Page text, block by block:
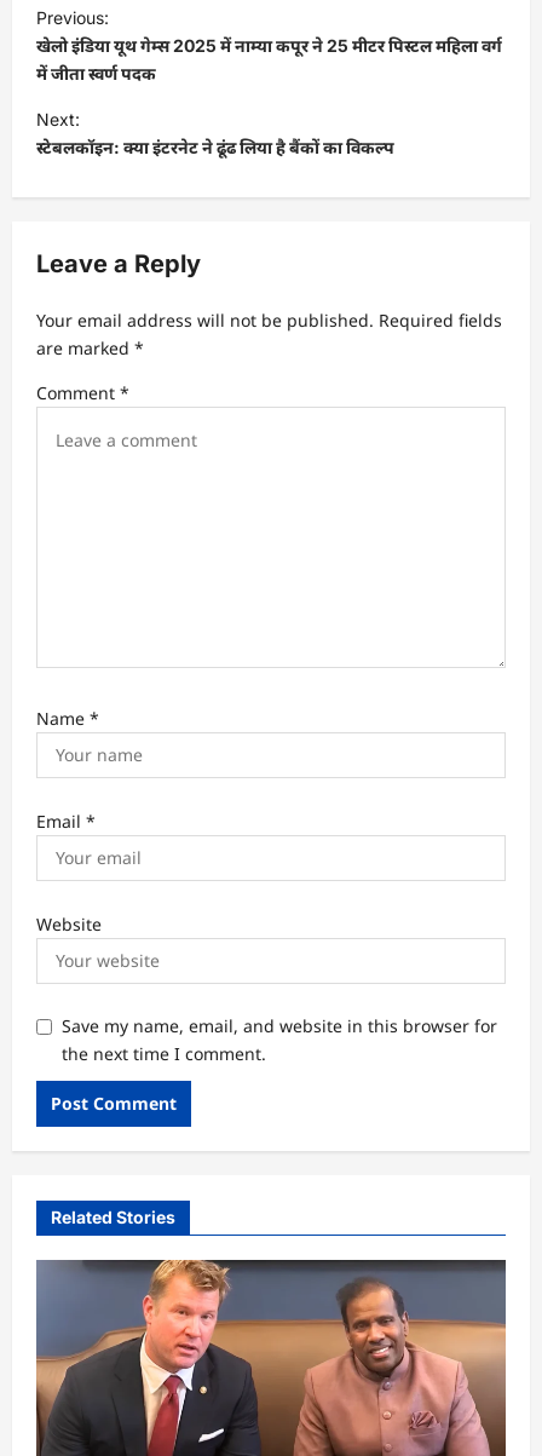
o
s
t
n
a
i
a
i
Previous:
खेलो इंडिया यूथ गेम्स 2025 में नाम्या कपूर ने 25 मीटर पिस्टल महिला वर्ग
में जीता स्वर्ण पदक
Next:
स्टेबलकॉइन: क्या इंटरनेट ने ढूंढ लिया है बैंकों का विकल्प
Leave a Reply
Your email address will not be published. Required fields
are marked *
Comment *
Name *
Email *
Website
Save my name, email, and website in this browser for
the next time I comment.
Related Stories